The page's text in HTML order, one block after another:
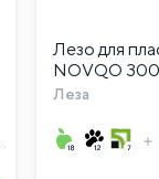
Лезо для
NOVQO
Леза